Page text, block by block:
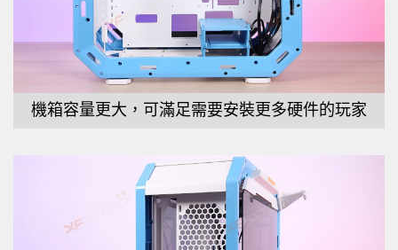
機箱容量更大，可滿足需要安裝更多硬件的玩家